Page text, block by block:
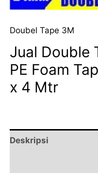
Doubel Tape 3M
Jual Double
PE Foam
x 4 Mtr
Deskripsi